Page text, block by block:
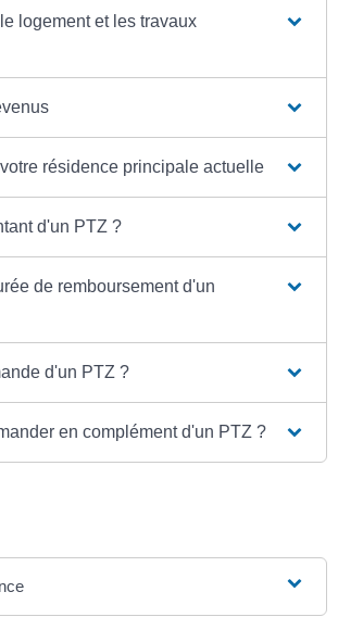
logement et les travaux
résidence principale actuelle
d'un PTZ ?
de remboursement d'un
d'un PTZ ?
en complément d'un PTZ ?